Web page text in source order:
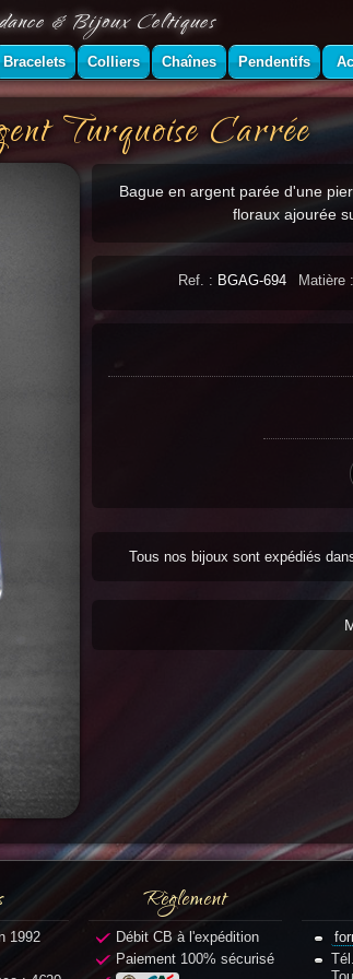
Turquoise Carrée
Bague en argent parée d'une
floraux ajourée
Ref. : BGAG-694 Matière :
Tous nos bijoux sont expédiés
1992
Règlement
Débit CB à l'expédition
Paiement 100% sécurisé
& Bijoux Celtiques
Bracelets Colliers Chaînes Pendentifs